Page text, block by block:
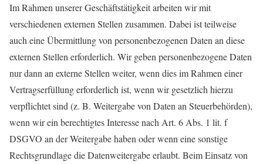
Im Rahmen unserer Geschäftstätigkeit arbeiten wir mit
verschiedenen externen Stellen zusammen. Dabei ist teilweise
auch eine Übermittlung von personenbezogenen Daten an diese
externen Stellen erforderlich. Wir geben personenbezogene Daten
nur dann an externe Stellen weiter, wenn dies im Rahmen einer
Vertragserfüllung erforderlich ist, wenn wir gesetzlich hierzu
verpflichtet sind (z. B. Weitergabe von Daten an Steuerbehörden),
wenn wir ein berechtigtes Interesse nach Art. 6 Abs. 1 lit. f
DSGVO an der Weitergabe haben oder wenn eine sonstige
Rechtsgrundlage die Datenweitergabe erlaubt. Beim Einsatz von